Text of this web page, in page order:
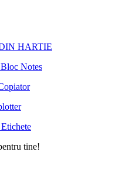
HARTIE
Notes
tine!